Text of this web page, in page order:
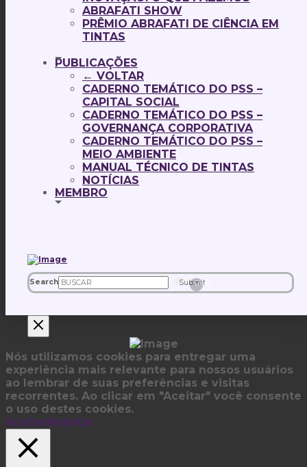
ABRAFATI SHOW
PRÊMIO ABRAFATI DE CIÊNCIA EM
TINTAS
PUBLICAÇÕES
← VOLTAR
CADERNO TEMÁTICO DO PSS –
CAPITAL SOCIAL
CADERNO TEMÁTICO DO PSS –
GOVERNANÇA CORPORATIVA
CADERNO TEMÁTICO DO PSS –
MEIO AMBIENTE
MANUAL TÉCNICO DE TINTAS
NOTÍCIAS
MEMBRO
Search Submit
Clear
Nós utilizamos cookies para entregar uma
experiência mais relevante para nossos usuários
ao lembrar de suas preferências e visitas
recorrentes. Ao clicar em "Aceitar" você consente
o uso destes cookies.
Aceitar Rejeitar